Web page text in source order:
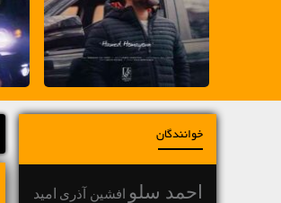
خوانندگان
احمد سلو افشین آذری امید